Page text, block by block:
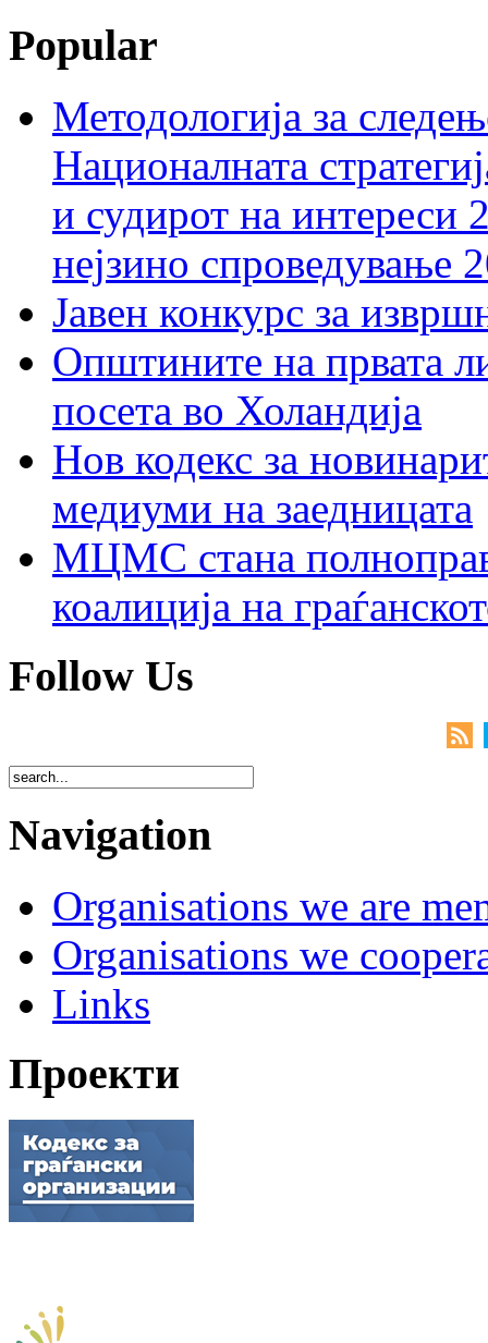
Popular
Методологија за
Националната
и судирот на интереси
нејзино спроведување
Јавен конкурс за
Општините на првата
посета во Холандија
Нов кодекс за
медиуми на заедницата
МЦМС стана
коалиција на
Follow Us
Navigation
Organisations we are
Organisations we
Links
Проекти